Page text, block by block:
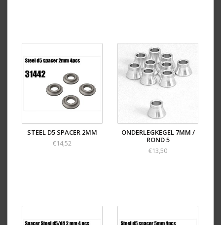
STEEL D5 SPACER 2MM
€14,52
ONDERLEGKEGEL 7MM /
ROND 5
€13,50